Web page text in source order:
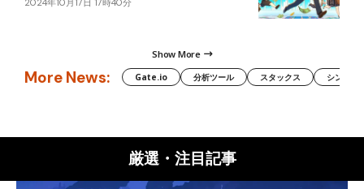
2024年10月17日 17時40分
Show More
More News: Gate.io 分析ツール スタックス シンボル
厳選・注目記事